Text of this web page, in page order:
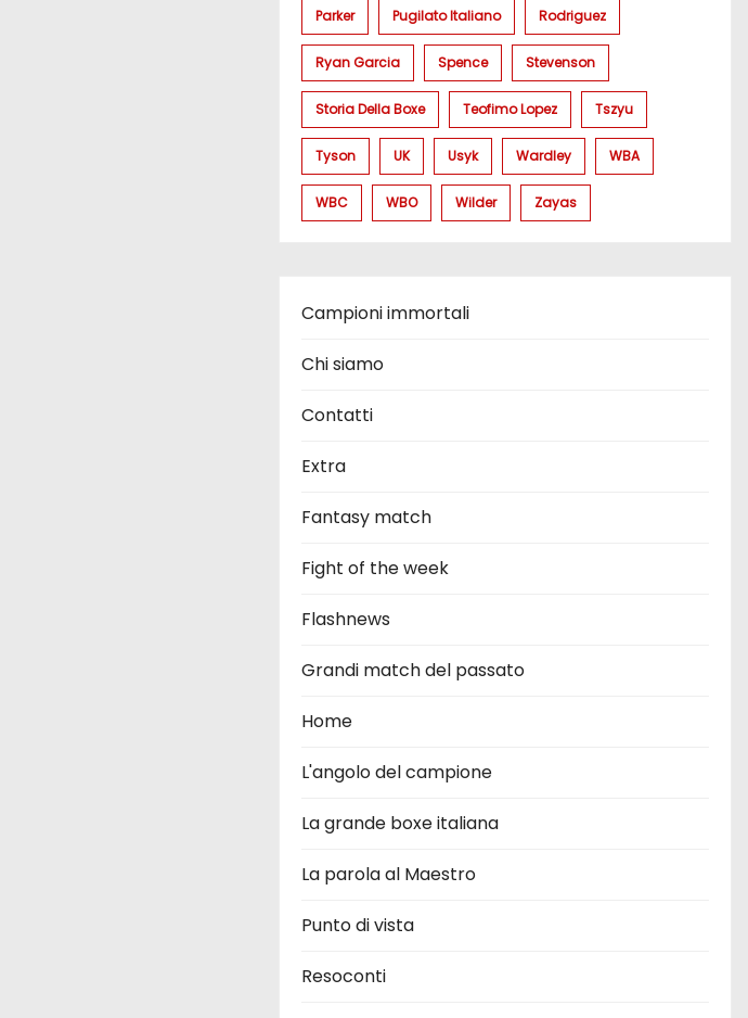
Parker Pugilato Italiano Rodriguez
Ryan Garcia Spence Stevenson
Storia Della Boxe Teofimo Lopez Tszyu
Tyson UK Usyk Wardley WBA
WBC WBO Wilder Zayas
Campioni immortali
Chi siamo
Contatti
Extra
Fantasy match
Fight of the week
Flashnews
Grandi match del passato
Home
L'angolo del campione
La grande boxe italiana
La parola al Maestro
Punto di vista
Resoconti